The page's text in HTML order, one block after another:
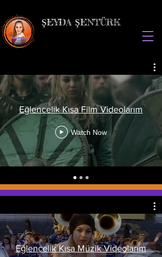
ŞEYDA ŞENTÜRK
Eğlencelik Kısa Film Videolarım
Watch Now
Eğlencelik Kısa Müzik Videolarım